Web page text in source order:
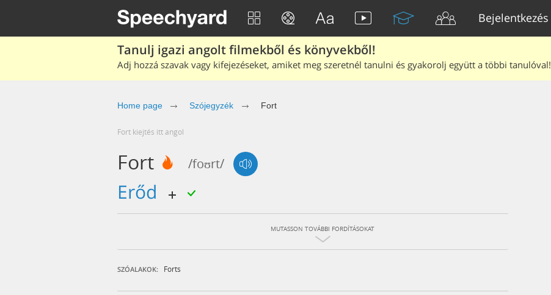
Bejelentkezés
Tanulj igazi angolt filmekből és könyvekből!
Adj hozzá szavak vagy kifejezéseket, amiket meg szeretnél tanulni és gyakorolj együtt a többi tanulóval!
Home page Szójegyzék Fort
fort kiejtés itt angol
Fort /foʊrt/
erőd
MUTASSON TOVÁBBI FORDÍTÁSOKAT
SZÓALAKOK: Forts